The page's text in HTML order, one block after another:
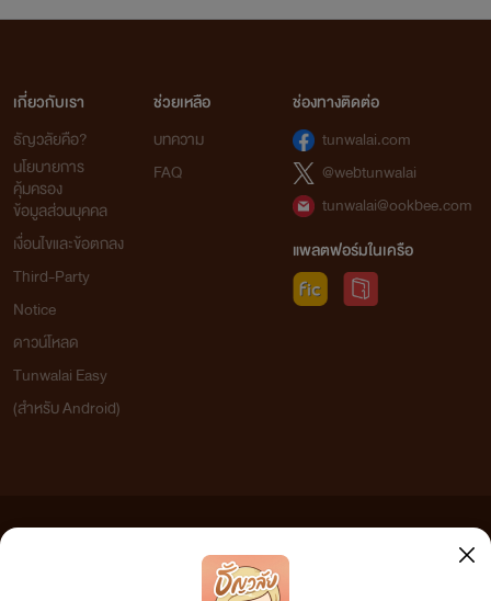
เกี่ยวกับเรา
ธัญวลัยคือ?
นโยบายการ
คุ้มครอง
ข้อมูลส่วนบุคคล
เงื่อนไขและข้อตกลง
Third-Party
Notice
ดาวน์โหลด
Tunwalai Easy
(สำหรับ Android)
ช่วยเหลือ
บทความ
FAQ
ช่องทางติดต่อ
tunwalai.com
@webtunwalai
tunwalai@ookbee.com
แพลตฟอร์มในเครือ
เว็บไซต์แห่งนี้ไม่ได้เห็นด้วยและไม่ขอรับผิดชอบต่อข้อความใดๆ ทั้งสิ้น ดังนั้นผู้อ่านทุกท่านโปรดใช้
วิจารณญาณในการกลั่นกรองด้วยตนเอง และหากท่านพบข้อความใดๆ ที่ขัดต่อกฎหมายและศีลธรรม